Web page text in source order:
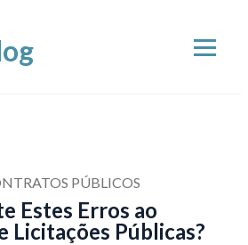
PÚBLICOS
Estes Erros ao
Licitações Públicas?